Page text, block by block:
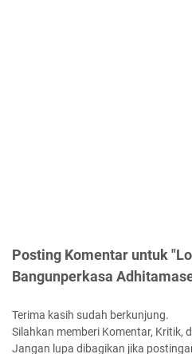
Posting Komentar untuk
Bangunperkasa
Terima kasih sudah berkunjung.
Silahkan memberi Komentar, Kritik,
Jangan lupa dibagikan jika